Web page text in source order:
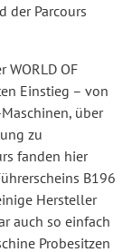
der Parcours
WORLD OF
Einstieg – von
über
zu
fanden hier
B196
Hersteller
auch so einfach
Probesitzen